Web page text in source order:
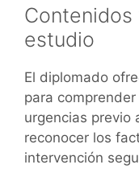
Contenidos
estudio
El diplomado
para
urgencias previo
reconocer los
intervención